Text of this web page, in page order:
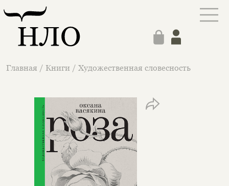
Главная / Книги / Художественная словесность